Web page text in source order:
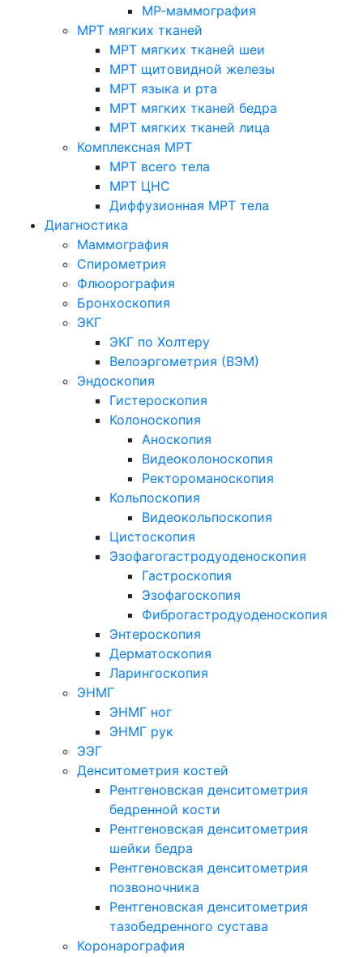
МР-маммография
МРТ мягких тканей
МРТ мягких тканей шеи
МРТ щитовидной железы
МРТ языка и рта
МРТ мягких тканей бедра
МРТ мягких тканей лица
Комплексная МРТ
МРТ всего тела
МРТ ЦНС
Диффузионная МРТ тела
Диагностика
Маммография
Спирометрия
Флюорография
Бронхоскопия
ЭКГ
ЭКГ по Холтеру
Велоэргометрия (ВЭМ)
Эндоскопия
Гистероскопия
Колоноскопия
Аноскопия
Видеоколоноскопия
Ректороманоскопия
Кольпоскопия
Видеокольпоскопия
Цистоскопия
Эзофагогастродуоденоскопия
Гастроскопия
Эзофагоскопия
Фиброгастродуоденоскопия
Энтероскопия
Дерматоскопия
Ларингоскопия
ЭНМГ
ЭНМГ ног
ЭНМГ рук
ЭЭГ
Денситометрия костей
Рентгеновская денситометрия
бедренной кости
Рентгеновская денситометрия
шейки бедра
Рентгеновская денситометрия
позвоночника
Рентгеновская денситометрия
тазобедренного сустава
Коронарография